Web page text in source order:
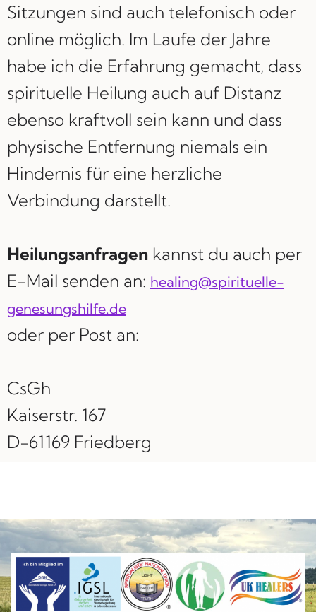
Sitzungen sind auch telefonisch oder
online möglich. Im Laufe der Jahre
habe ich die Erfahrung gemacht, dass
spirituelle Heilung auch auf Distanz
ebenso kraftvoll sein kann und dass
physische Entfernung niemals ein
Hindernis für eine herzliche
Verbindung darstellt.
Heilungsanfragen kannst du auch per
E-Mail senden an: healing@spirituelle-
genesungshilfe.de
oder per Post an:
CsGh
Kaiserstr. 167
D-61169 Friedberg